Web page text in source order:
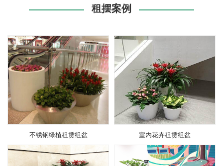
租摆案例
不锈钢绿植租赁组盆 室内花卉租赁组盆